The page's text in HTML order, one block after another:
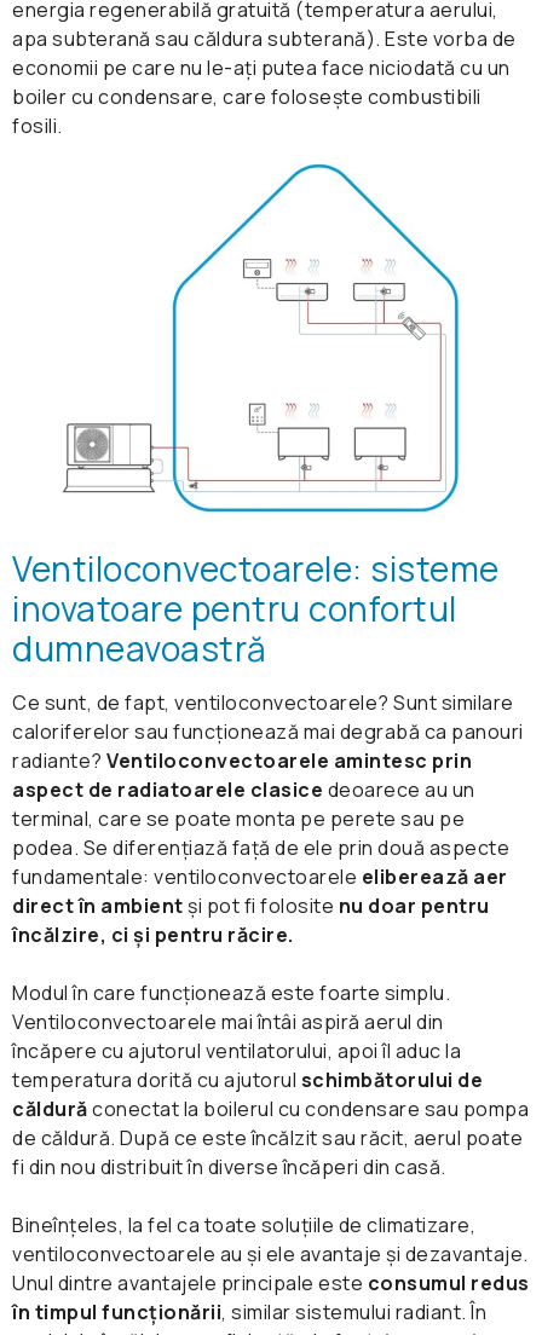
energia regenerabilă gratuită (temperatura aerului,
apa subterană sau căldura subterană). Este vorba de
economii pe care nu le-ați putea face niciodată cu un
boiler cu condensare, care folosește combustibili
fosili.
Ventiloconvectoarele: sisteme
inovatoare pentru confortul
dumneavoastră
Ce sunt, de fapt, ventiloconvectoarele? Sunt similare
caloriferelor sau funcționează mai degrabă ca panouri
radiante? Ventiloconvectoarele amintesc prin
aspect de radiatoarele clasice deoarece au un
terminal, care se poate monta pe perete sau pe
podea. Se diferențiază față de ele prin două aspecte
fundamentale: ventiloconvectoarele eliberează aer
direct în ambient și pot fi folosite nu doar pentru
încălzire, ci și pentru răcire.
Modul în care funcționează este foarte simplu.
Ventiloconvectoarele mai întâi aspiră aerul din
încăpere cu ajutorul ventilatorului, apoi îl aduc la
temperatura dorită cu ajutorul schimbătorului de
căldurăconectat la boilerul cu condensare sau pompa
de căldură. După ce este încălzit sau răcit, aerul poate
fi din nou distribuit în diverse încăperi din casă.
Bineînțeles, la fel ca toate soluțiile de climatizare,
ventiloconvectoarele au și ele avantaje și dezavantaje.
Unul dintre avantajele principale este consumul redus
în timpul funcționării, similar sistemului radiant. În